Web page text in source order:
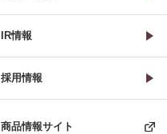
IR情報
採用情報
商品情報サイト